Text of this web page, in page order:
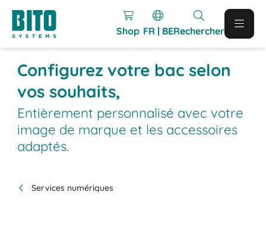
Shop FR | BERechercher
Configurez votre bac selon
vos souhaits,
Entièrement personnalisé avec votre
image de marque et les accessoires
adaptés.
Services numériques